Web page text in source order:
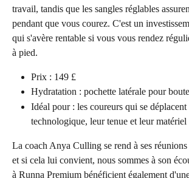
travail, tandis que les sangles réglables
pendant que vous courez. C'est un
qui s'avère rentable si vous vous rendez
à pied.
Prix : 149 £
Hydratation : pochette latérale pour
Idéal pour : les coureurs qui se
technologique, leur tenue et leur
La coach Anya Culling se rend à ses réunions
et si cela lui convient, nous sommes à son
à Runna Premium bénéficient également